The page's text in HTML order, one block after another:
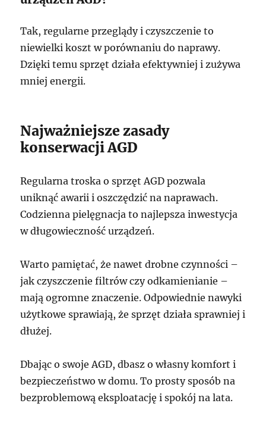
Tak, regularne przeglądy i czyszczenie to
niewielki koszt w porównaniu do naprawy.
Dzięki temu sprzęt działa efektywniej i zużywa
mniej energii.
Najważniejsze zasady
konserwacji AGD
Regularna troska o sprzęt AGD pozwala
uniknąć awarii i oszczędzić na naprawach.
Codzienna pielęgnacja to najlepsza inwestycja
w długowieczność urządzeń.
Warto pamiętać, że nawet drobne czynności –
jak czyszczenie filtrów czy odkamienianie –
mają ogromne znaczenie. Odpowiednie nawyki
użytkowe sprawiają, że sprzęt działa sprawniej i
dłużej.
Dbając o swoje AGD, dbasz o własny komfort i
bezpieczeństwo w domu. To prosty sposób na
bezproblemową eksploatację i spokój na lata.